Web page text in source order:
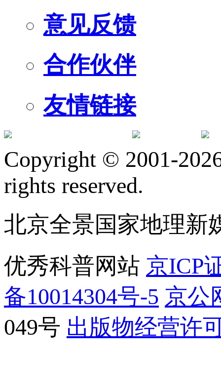
意见反馈
合作伙伴
友情链接
Copyright © 2001-
rights reserved.
北京全景国家地理新
优秀科普网站 京ICP
备10014304号-5 京公
049号 出版物经营许